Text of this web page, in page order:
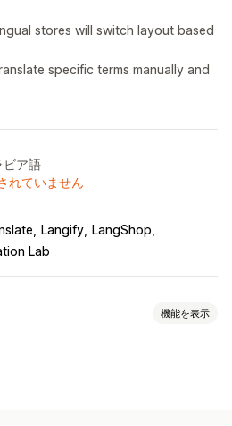
stores will switch layout based
specific terms manually and
ビア語
れていません
Langify
LangShop
Lab
機能を表示